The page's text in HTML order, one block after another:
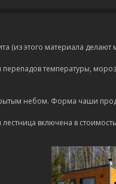
(из этого материала
температуры,
небом. Форма чаши
включена в